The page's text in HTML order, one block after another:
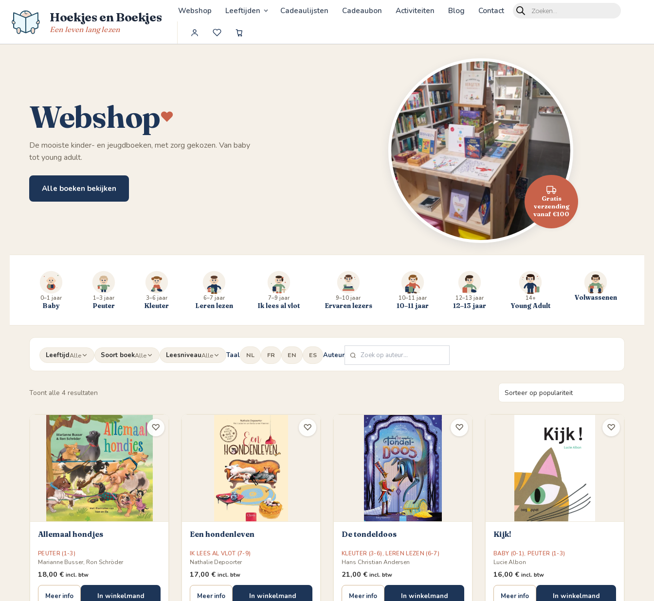
naar
inhoud
Hoekjes en Boekjes
Een leven lang lezen
Webshop Leeftijden Cadeaulijsten Cadeaubon Activiteiten Blog Contact
Products
search
Webshop
De mooiste kinder- en jeugdboeken, met zorg gekozen. Van baby
tot young adult.
Alle boeken bekijken
Gratis
verzending
vanaf €100
0–1 jaar
Baby
1–3 jaar
Peuter
3–6 jaar
Kleuter
6–7 jaar
Leren lezen
7–9 jaar
Ik lees al vlot
9–10 jaar
Ervaren lezers
10–11 jaar
10–11 jaar
12–13 jaar
12–13 jaar
14+
Young Adult
Volwassenen
LeeftijdAlle Soort boekAlle LeesniveauAlle Taal NL FR EN ES Auteur
Toont alle 4 resultaten
Allemaal hondjes
PEUTER (1-3)
Marianne Busser, Ron Schröder
18,00 € incl. btw
Meer info In winkelmand
♡
Een hondenleven
IK LEES AL VLOT (7-9)
Nathalie Depoorter
17,00 € incl. btw
Meer info In winkelmand
♡
De tondeldoos
KLEUTER (3-6),LEREN LEZEN (6-7)
Hans Christian Andersen
21,00 € incl. btw
Meer info In winkelmand
♡
Kijk!
BABY (0-1),PEUTER (1-3)
Lucie Albon
16,00 € incl. btw
Meer info In winkelmand
♡